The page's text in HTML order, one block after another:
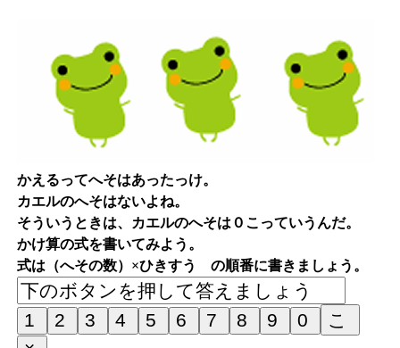
かえるってへそはあったっけ。
カエルのへそはないよね。
そういうときは、カエルのへそは０こっていうんだ。
かけ算の式を書いてみよう。
式は（へその数）×ひきすう の順番に書きましょう。